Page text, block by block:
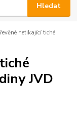
Hledat
netikající tiché
JVD